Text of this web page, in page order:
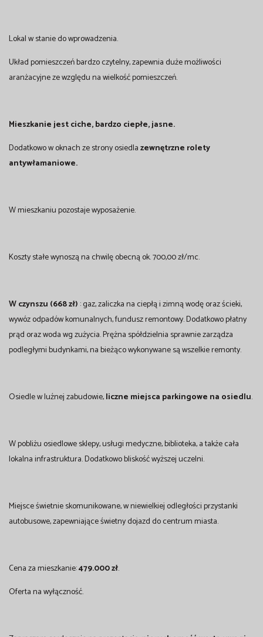
Lokal w stanie do wprowadzenia.
Układ pomieszczeń bardzo czytelny, zapewnia duże możliwości
aranżacyjne ze względu na wielkość pomieszczeń.
Mieszkanie jest ciche, bardzo ciepłe, jasne.
Dodatkowo w oknach ze strony osiedlazewnętrzne rolety
antywłamaniowe.
W mieszkaniu pozostaje wyposażenie.
Koszty stałe wynoszą na chwilę obecną ok. 700,00 zł/mc.
W czynszu (668 zł) : gaz, zaliczka na ciepłą i zimną wodę oraz ścieki,
wywóz odpadów komunalnych, fundusz remontowy. Dodatkowo płatny
prąd oraz woda wg zużycia. Prężna spółdzielnia sprawnie zarządza
podległymi budynkami, na bieżąco wykonywane są wszelkie remonty.
Osiedle w luźnej zabudowie,liczne miejsca parkingowe na osiedlu.
W pobliżu osiedlowe sklepy, usługi medyczne, biblioteka, a także cała
lokalna infrastruktura. Dodatkowo bliskość wyższej uczelni.
Miejsce świetnie skomunikowane, w niewielkiej odległości przystanki
autobusowe, zapewniające świetny dojazd do centrum miasta.
Cena za mieszkanie:479.000 zł.
Oferta na wyłączność.